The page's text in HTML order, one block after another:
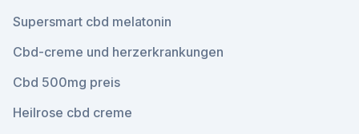
Supersmart cbd melatonin
Cbd-creme und herzerkrankungen
Cbd 500mg preis
Heilrose cbd creme